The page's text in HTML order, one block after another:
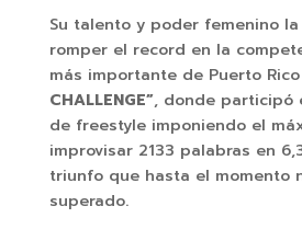
Su talento y poder femenino
romper el record en la
más importante de Puerto Rico
CHALLENGE”, donde participó
de freestyle imponiendo el
improvisar 2133 palabras en
triunfo que hasta el momento
superado.